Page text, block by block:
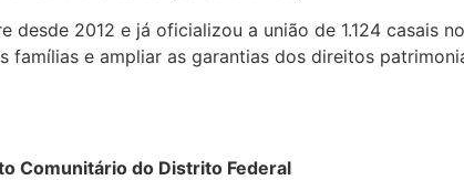
desde 2012 e já oficializou a união de 1.124 casais
famílias e ampliar as garantias dos direitos
Comunitário do Distrito Federal